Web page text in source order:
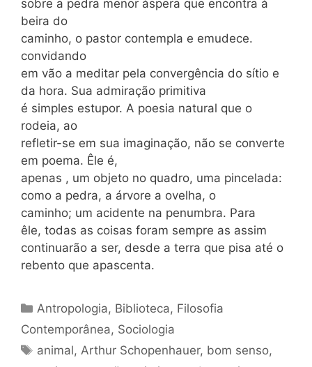
sobre a pedra menor áspera que encontra à
beira do
caminho, o pastor contempla e emudece.
convidando
em vão a meditar pela convergência do sítio e
da hora. Sua admiração primitiva
é simples estupor. A poesia natural que o
rodeia, ao
refletir-se em sua imaginação, não se converte
em poema. Êle é,
apenas , um objeto no quadro, uma pincelada:
como a pedra, a árvore a ovelha, o
caminho; um acidente na penumbra. Para
êle, todas as coisas foram sempre as assim
continuarão a ser, desde a terra que pisa até o
rebento que apascenta.
Categorias
Antropologia, Biblioteca, Filosofia
Contemporânea, Sociologia
Tags
animal, Arthur Schopenhauer, bom senso,